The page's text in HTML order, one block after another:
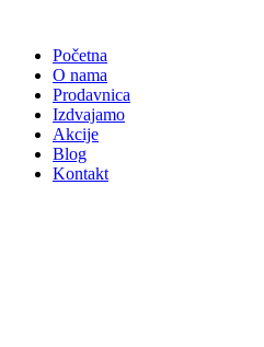
sadržajPočetna
O nama
Prodavnica
Izdvajamo
Akcije
Blog
Kontakt